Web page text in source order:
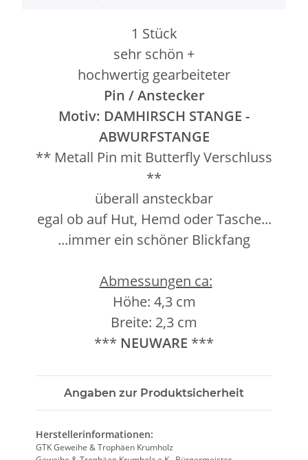
1 Stück
sehr schön +
hochwertig gearbeiteter
Pin / Anstecker
Motiv: DAMHIRSCH STANGE -
ABWURFSTANGE
** Metall Pin mit Butterfly Verschluss
**
überall ansteckbar
egal ob auf Hut, Hemd oder Tasche...
...immer ein schöner Blickfang
Abmessungen ca:
Höhe: 4,3 cm
Breite: 2,3 cm
*** NEUWARE ***
Angaben zur Produktsicherheit
Herstellerinformationen:
GTK Geweihe & Trophäen Krumholz